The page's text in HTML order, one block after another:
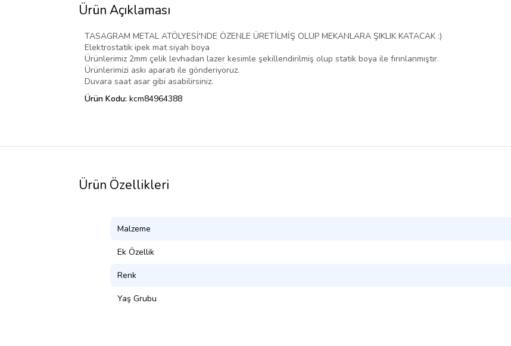
Ürün Açıklaması
TASAGRAM METAL ATÖLYESİ'NDE ÖZENLE ÜRETİLMİŞ OLUP MEKANLARA ŞIKLIK KATACAK :)
Elektrostatik ipek mat siyah boya
Ürünlerimiz 2mm çelik levhadan lazer kesimle şekillendirilmiş olup statik boya ile fırınlanmıştır.
Ürünlerimizi askı aparatı ile gönderiyoruz.
Duvara saat asar gibi asabilirsiniz.
Ürün Kodu: kcm84964388
Ürün Özellikleri
Malzeme
Ek Özellik
Renk
Yaş Grubu